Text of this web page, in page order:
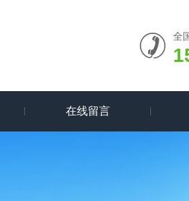
全
在线留言